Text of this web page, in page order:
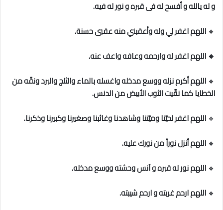
و له يالله و أفسح له فى قبره و نور له فيه.
🔸اللهم اغفر لي وله وأعقبني منه عقبى حسنة.
🔹اللهم اغفر له وارحمه وعافه واعف عنه.
🔸اللهم أكرم نزله ووسع مدخله واغسله بالماء والثلج والبرد ونقّه من
الخطايا كما نقّيت الثوب الأبيض من الدنس.
🔹اللهم اغفر لحيّنا وميّتنا وشاهدنا وغائبنا وصغيرنا وكبيرنا وذكرنا.
🔸اللهم أنزل نوراً من نورك عليه.
🔹اللهم نور له قبره و آنس وحشته ووسع مدخله.
🔸اللهم ارحم غربته و ارحم شيبته.